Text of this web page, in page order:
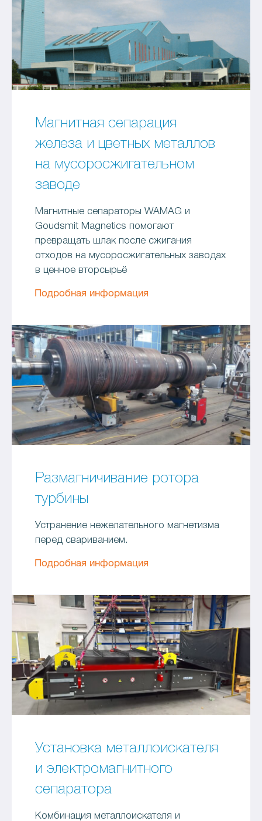
Магнитная сепарация
железа и цветных металлов
на мусоросжигательном
заводе
Магнитные сепараторы WAMAG и
Goudsmit Magnetics помогают
превращать шлак после сжигания
отходов на мусоросжигательных заводах
в ценное вторсырьё
Подробная информация
Размагничивание ротора
турбины
Устранение нежелательного магнетизма
перед свариванием.
Подробная информация
Установка металлоискателя
и электромагнитного
сепаратора
Комбинация металлоискателя и